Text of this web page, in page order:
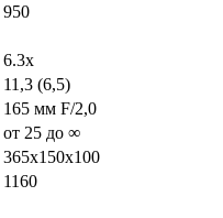
950
6.3x
11,3 (6,5)
165 мм F/2,0
от 25 до ∞
365x150x100
1160